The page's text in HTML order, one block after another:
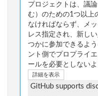
プロジェクトは、議
む）のための1つ以上
なければならず、メ
レス指定され、新し
つかに参加できるよ
ント側でプロプライ
ールを必要としない
詳細を表示
GitHub supports